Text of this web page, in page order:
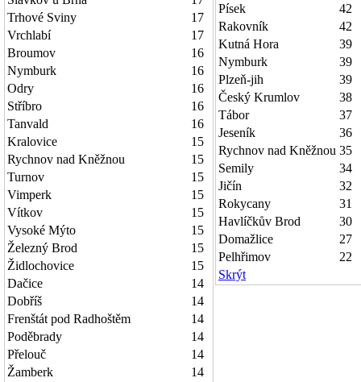
Trhové Sviny
17
Vrchlabí
17
Broumov
16
Nymburk
16
Odry
16
Stříbro
16
Tanvald
16
Kralovice
15
Rychnov nad Kněžnou
15
Turnov
15
Vimperk
15
Vítkov
15
Vysoké Mýto
15
Železný Brod
15
Židlochovice
15
Dačice
14
Dobříš
14
Frenštát pod Radhoštěm
14
Poděbrady
14
Přelouč
14
Žamberk
14
Písek
42
Rakovník
42
Kutná Hora
39
Nymburk
39
Plzeň-jih
39
Český Krumlov
38
Tábor
37
Jeseník
36
Rychnov nad Kněžnou 35
Semily
34
Jičín
32
Rokycany
31
Havlíčkův Brod
30
Domažlice
27
Pelhřimov
22
Skrýt